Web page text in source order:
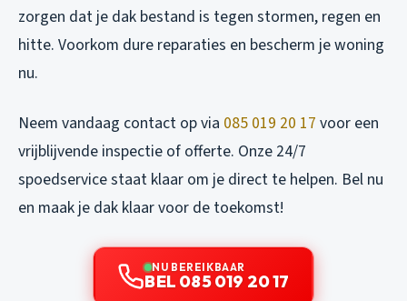
zorgen dat je dak bestand is tegen stormen, regen en
hitte. Voorkom dure reparaties en bescherm je woning
nu.
Neem vandaag contact op via 085 019 20 17 voor een
vrijblijvende inspectie of offerte. Onze 24/7
spoedservice staat klaar om je direct te helpen. Bel nu
en maak je dak klaar voor de toekomst!
NU BEREIKBAAR
BEL 085 019 20 17